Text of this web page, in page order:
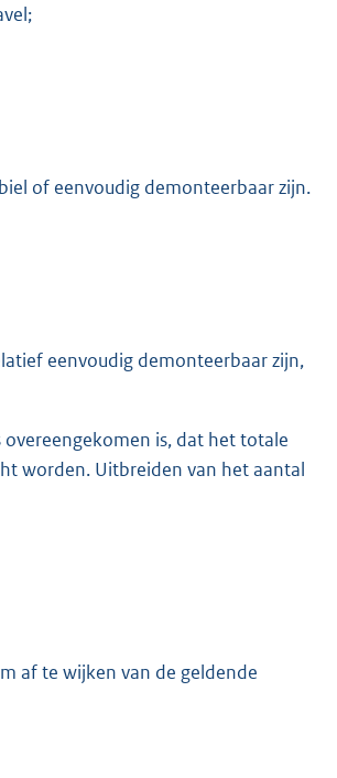
of eenvoudig demonteerbaar zijn.
eenvoudig demonteerbaar zijn,
is, dat het totale
worden. Uitbreiden van het aantal
af te wijken van de geldende